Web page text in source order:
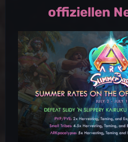
offiziellen